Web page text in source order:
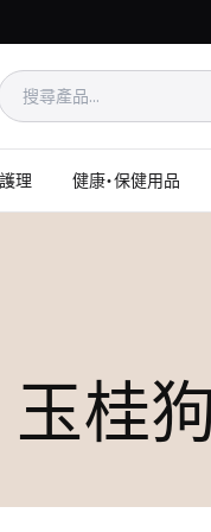
理 健康・保健用品
桂狗